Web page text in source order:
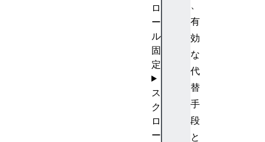
有
効
な
代
替
手
段
と
ロ
ー
ル
固
定
ス
ク
ロ
ー